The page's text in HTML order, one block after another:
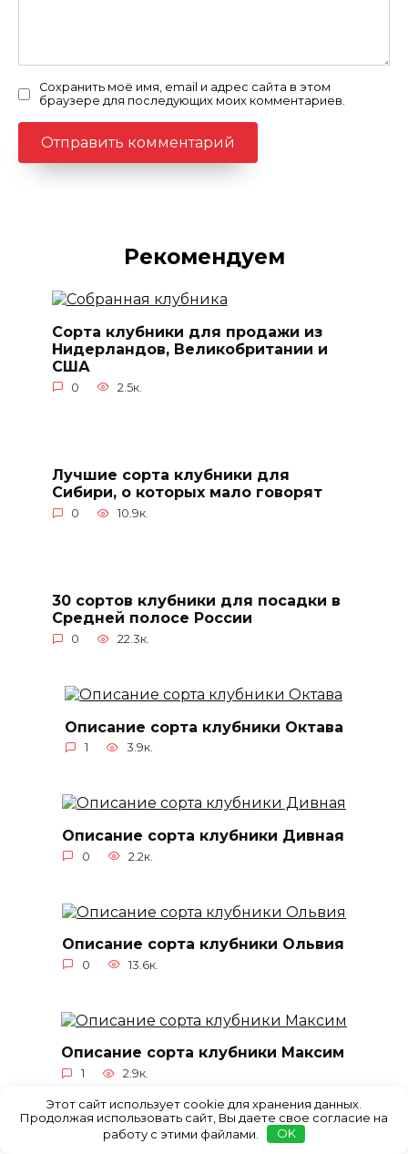
Сохранить моё имя, email и адрес сайта в этом
браузере для последующих моих комментариев.
Рекомендуем
Сорта клубники для продажи из
Нидерландов, Великобритании и
США
0 2.5к.
Лучшие сорта клубники для
Сибири, о которых мало говорят
0 10.9к.
30 сортов клубники для посадки в
Средней полосе России
0 22.3к.
Описание сорта клубники Октава
1 3.9к.
Описание сорта клубники Дивная
0 2.2к.
Описание сорта клубники Ольвия
0 13.6к.
Описание сорта клубники Максим
1 2.9к.
Этот сайт использует cookie для хранения данных.
Продолжая использовать сайт, Вы даете свое согласие на
работу с этими файлами.
OK